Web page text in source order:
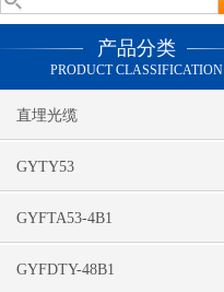
产品分类
PRODUCT CLASSIFICATION
直埋光缆
GYTY53
GYFTA53-4B1
GYFDTY-48B1